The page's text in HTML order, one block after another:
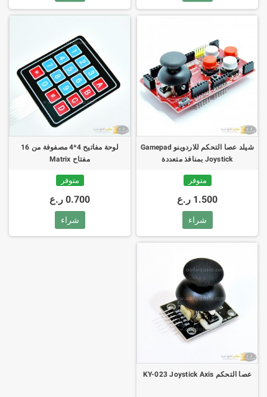
شيلد عصا التحكم للاردوينو Gamepad
Joystick بمنافذ متعددة
متوفر
1.500 ر.ع
شراء
لوحة مفاتيح 4*4 مصفوفة من 16
مفتاح Matrix
متوفر
0.700 ر.ع
شراء
عصا التحكم KY-023 Joystick Axis